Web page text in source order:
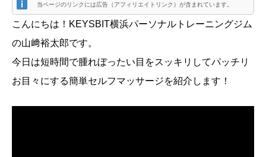
当ページのリンクには広告（アフィリエイトリンク）が含まれています。
こんにちは！KEYSBIT横浜パーソナルトレーニングジム
の山﨑裕太郎です。
今日は短時間で腫れぼったい目をスッキリしてパッチリ
お目々にする簡単セルフマッサージを紹介します！